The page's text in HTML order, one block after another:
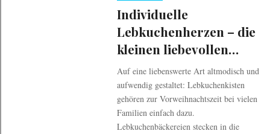
Individuelle
Lebkuchenherzen – die
kleinen liebevollen
Geschenke
Auf eine liebenswerte Art altmodisch und
aufwendig gestaltet: Lebkuchenkisten
gehören zur Vorweihnachtszeit bei vielen
Familien einfach dazu.
Lebkuchenbäckereien stecken in die